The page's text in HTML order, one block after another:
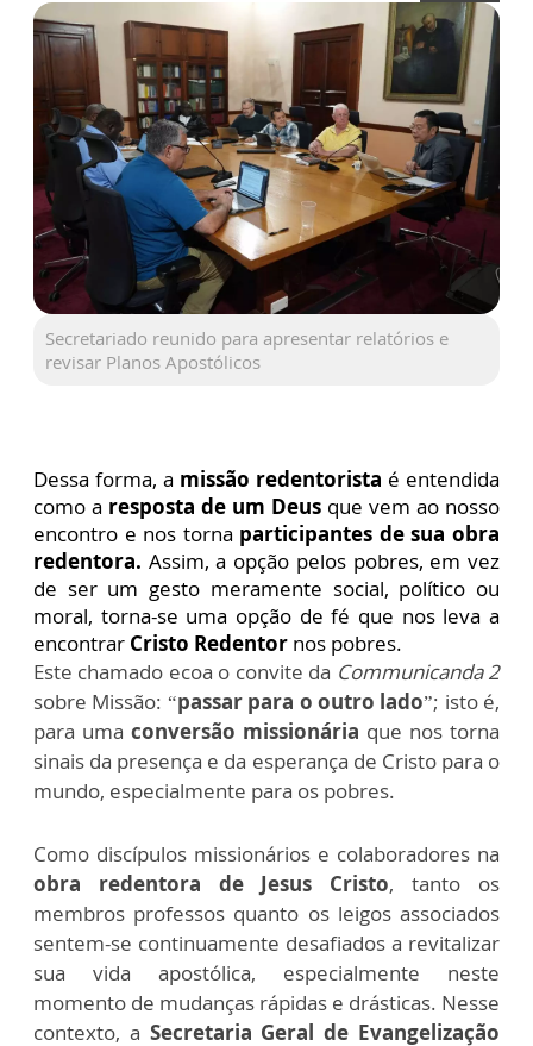
Secretariado reunido para apresentar relatórios e
revisar Planos Apostólicos
Dessa forma, a missão redentorista é entendida
como a resposta de um Deus que vem ao nosso
encontro e nos torna participantes de sua obra
redentora. Assim, a opção pelos pobres, em vez
de ser um gesto meramente social, político ou
moral, torna-se uma opção de fé que nos leva a
encontrar Cristo Redentor nos pobres.
Este chamado ecoa o convite da Communicanda 2
sobre Missão: “passar para o outro lado”; isto é,
para uma conversão missionária que nos torna
sinais da presença e da esperança de Cristo para o
mundo, especialmente para os pobres.
Como discípulos missionários e colaboradores na
obra redentora de Jesus Cristo, tanto os
membros professos quanto os leigos associados
sentem-se continuamente desafiados a revitalizar
sua vida apostólica, especialmente neste
momento de mudanças rápidas e drásticas. Nesse
contexto, a Secretaria Geral de Evangelização